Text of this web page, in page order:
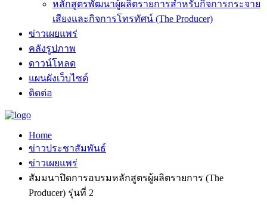
หลักสูตรพัฒนาผู้ผลิตรายการสำหรับกิจการกระจาย
เสียงและกิจการโทรทัศน์ (The Producer)
ข่าวเผยแพร่
คลังรูปภาพ
ดาวน์โหลด
แผนผังเว็บไซต์
ติดต่อ
Home
ข่าวประชาสัมพันธ์
ข่าวเผยแพร่
สัมมนาปิดการอบรมหลักสูตรผู้ผลิตรายการ (The
Producer) รุ่นที่ 2